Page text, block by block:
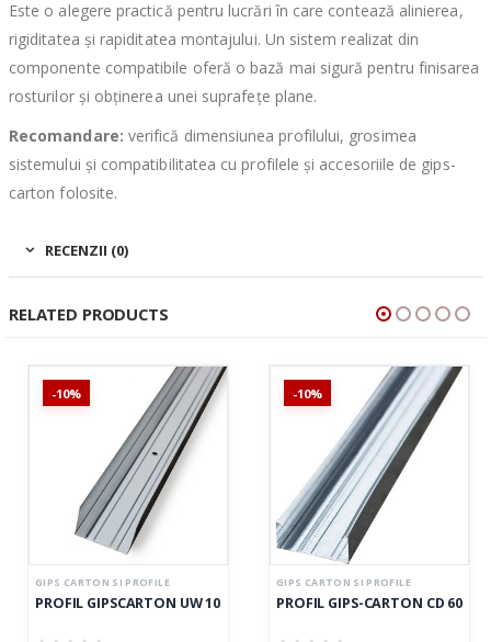
Este o alegere practică pentru lucrări în care contează alinierea,
rigiditatea și rapiditatea montajului. Un sistem realizat din
componente compatibile oferă o bază mai sigură pentru finisarea
rosturilor și obținerea unei suprafețe plane.
Recomandare: verifică dimensiunea profilului, grosimea
sistemului și compatibilitatea cu profilele și accesoriile de gips-
carton folosite.
RECENZII (0)
RELATED PRODUCTS
CAROTOP
-10%
GIPS CARTON SI PROFILE
PROFIL GIPSCARTON UW 100/40, CAROTOP
-10%
GIPS CARTON SI PROFILE
PROFIL GIPS-CARTON CD 60/